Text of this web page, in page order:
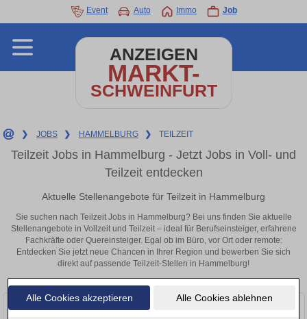
Alle Cookies akzeptieren Alle Cookies ablehnen
Event Auto Immo Job
ANZEIGEN
MARKT-
SCHWEINFURT
❯ JOBS ❯ HAMMELBURG ❯ TEILZEIT
Teilzeit Jobs in Hammelburg - Jetzt Jobs in Voll- und
Teilzeit entdecken
Aktuelle Stellenangebote für Teilzeit in Hammelburg
Sie suchen nach Teilzeit Jobs in Hammelburg? Bei uns finden Sie aktuelle
Stellenangebote in Vollzeit und Teilzeit – ideal für Berufseinsteiger, erfahrene
Fachkräfte oder Quereinsteiger. Egal ob im Büro, vor Ort oder remote:
Entdecken Sie jetzt neue Chancen in Ihrer Region und bewerben Sie sich
direkt auf passende Teilzeit-Stellen in Hammelburg!